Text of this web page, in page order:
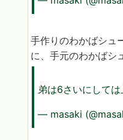
手作りのわかばシュ
に、手元のわかばシ
弟は6さいにしては
— masaki